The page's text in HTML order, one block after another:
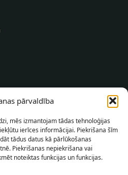
pārvaldība
mēs izmantojam tādas tehnoloģijas
ierīces informācijai. Piekrišana šīm
tādus datus kā pārlūkošanas
Piekrišanas nepiekrišana vai
noteiktas funkcijas un funkcijas.